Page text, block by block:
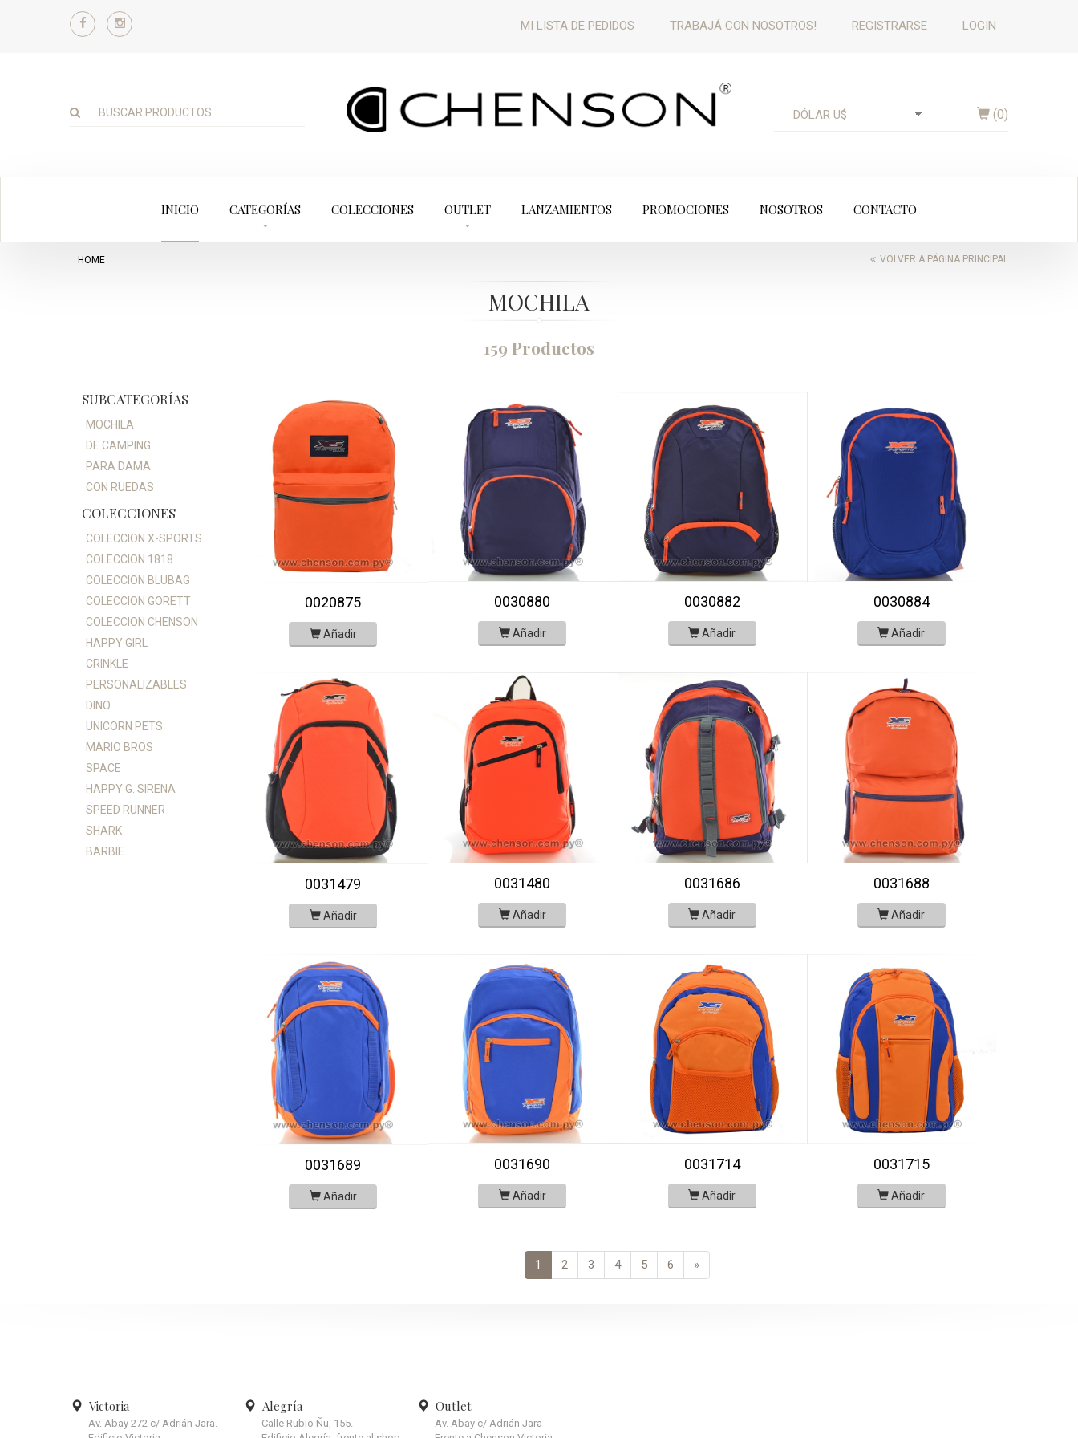
MI LISTA DE PEDIDOS TRABAJÁ CON NOSOTROS! REGISTRARSE LOGIN
(0)
INICIO CATEGORÍAS COLECCIONES OUTLET LANZAMIENTOS PROMOCIONES NOSOTROS CONTACTO
HOME VOLVER A PÁGINA PRINCIPAL
MOCHILA
159 Productos
SUBCATEGORÍAS
MOCHILA
DE CAMPING
PARA DAMA
CON RUEDAS
COLECCIONES
COLECCION X-SPORTS
COLECCION 1818
COLECCION BLUBAG
COLECCION GORETT
COLECCION CHENSON
HAPPY GIRL
CRINKLE
PERSONALIZABLES
DINO
UNICORN PETS
MARIO BROS
SPACE
HAPPY G. SIRENA
SPEED RUNNER
SHARK
BARBIE
0020875
Añadir
0030880
Añadir
0030882
Añadir
0030884
Añadir
0031479
Añadir
0031480
Añadir
0031686
Añadir
0031688
Añadir
0031689
Añadir
0031690
Añadir
0031714
Añadir
0031715
Añadir
1 2 3 4 5 6 »
Victoria
Av. Abay 272 c/ Adrián Jara.
Alegría
Calle Rubio Ñu, 155.
Outlet
Av. Abay c/ Adrián Jara